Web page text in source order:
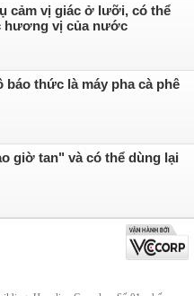
cảm vị giác ở lưỡi, có thể
hương vị của nước
báo thức là máy pha cà phê
giờ tan" và có thể dùng lại